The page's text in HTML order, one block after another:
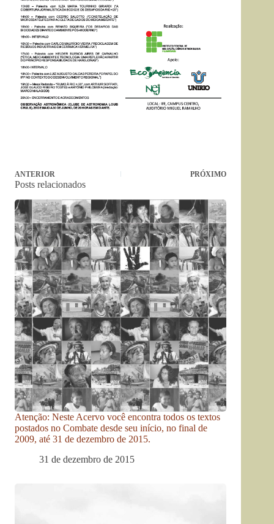
ANTERIOR PRÓXIMO
Posts relacionados
Atenção: Neste Acervo você encontra todos os textos
postados no Combate desde seu início, no final de
2009, até 31 de dezembro de 2015.
31 de dezembro de 2015